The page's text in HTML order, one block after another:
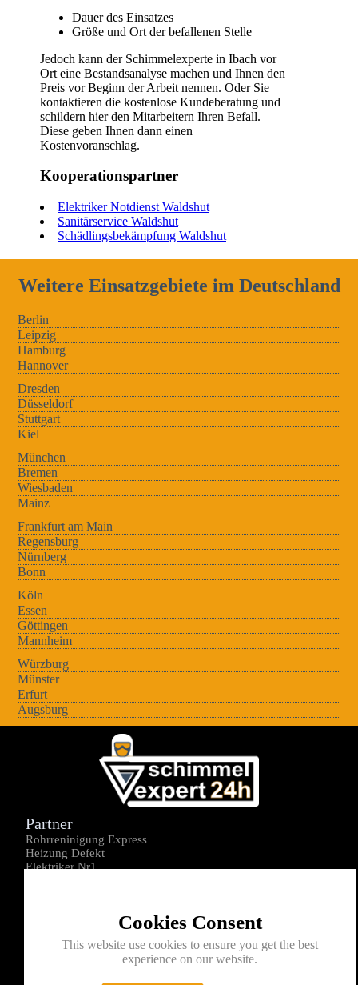
Dauer des Einsatzes
Größe und Ort der befallenen Stelle
Jedoch kann der Schimmelexperte in Ibach vor
Ort eine Bestandsanalyse machen und Ihnen den
Preis vor Beginn der Arbeit nennen. Oder Sie
kontaktieren die kostenlose Kundeberatung und
schildern hier den Mitarbeitern Ihren Befall.
Diese geben Ihnen dann einen
Kostenvoranschlag.
Kooperationspartner
Elektriker Notdienst Waldshut
Sanitärservice Waldshut
Schädlingsbekämpfung Waldshut
Weitere Einsatzgebiete im Deutschland
Berlin
Leipzig
Hamburg
Hannover
Dresden
Düsseldorf
Stuttgart
Kiel
München
Bremen
Wiesbaden
Mainz
Frankfurt am Main
Regensburg
Nürnberg
Bonn
Köln
Essen
Göttingen
Mannheim
Würzburg
Münster
Erfurt
Augsburg
Cookies Consent
This website use cookies to ensure you get the best
experience on our website.
Partner
Rohrreninigung Express
Heizung Defekt
Elektriker Nr1
Kontakt